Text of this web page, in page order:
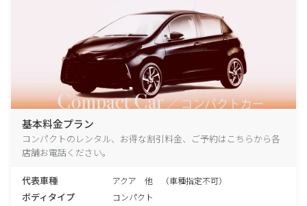
基本料金プラン
コンパクトのレンタル、お得な割引料金、ご予約はこちらから各
店舗お電話ください。
代表車種 アクア 他 （車種指定不可）
ボディタイプ コンパクト